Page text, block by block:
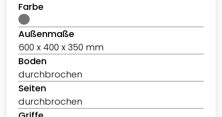
Farbe
Außenmaße
600 x 400 x 350 mm
Boden
durchbrochen
Seiten
durchbrochen